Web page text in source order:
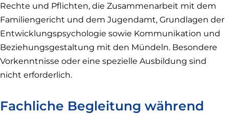
Rechte und Pflichten, die Zusammenarbeit mit dem
Familiengericht und dem Jugendamt, Grundlagen der
Entwicklungspsychologie sowie Kommunikation und
Beziehungsgestaltung mit den Mündeln. Besondere
Vorkenntnisse oder eine spezielle Ausbildung sind
nicht erforderlich.
Fachliche Begleitung während